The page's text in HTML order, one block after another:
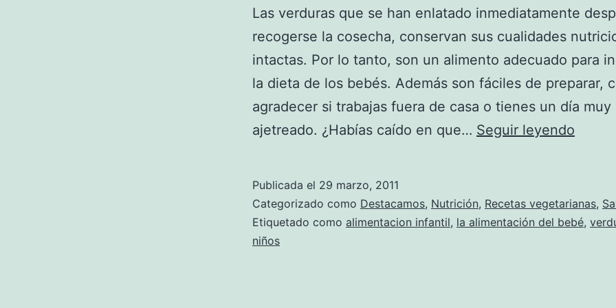
Las verduras que se han enlatado inmediatamente
recogerse la cosecha, conservan sus cualidades
intactas. Por lo tanto, son un alimento adecuado para
la dieta de los bebés. Además son fáciles de preparar,
agradecer si trabajas fuera de casa o tienes un día muy
ajetreado. ¿Habías caído en que… Seguir leyendo
sana
Publicada el 29 marzo, 2011
Categorizado como Destacamos, Nutrición, Recetas vegetarianas,
Etiquetado como alimentacion infantil, la alimentación del bebé,
niños